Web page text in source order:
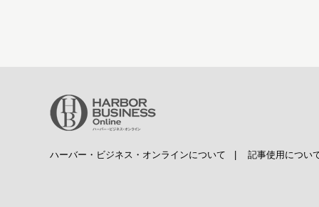
ハーバー・ビジネス・オンラインについて 記事使用につい